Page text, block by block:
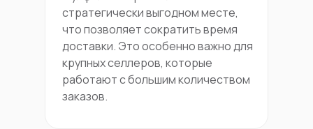
стратегически выгодном месте,
что позволяет сократить время
доставки. Это особенно важно для
крупных селлеров, которые
работают с большим количеством
заказов.